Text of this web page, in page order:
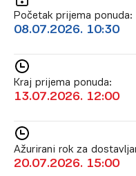
Početak prijema ponuda:
08.07.2026. 10:30
Kraj prijema ponuda:
13.07.2026. 12:00
Ažurirani rok za
20.07.2026. 15:00